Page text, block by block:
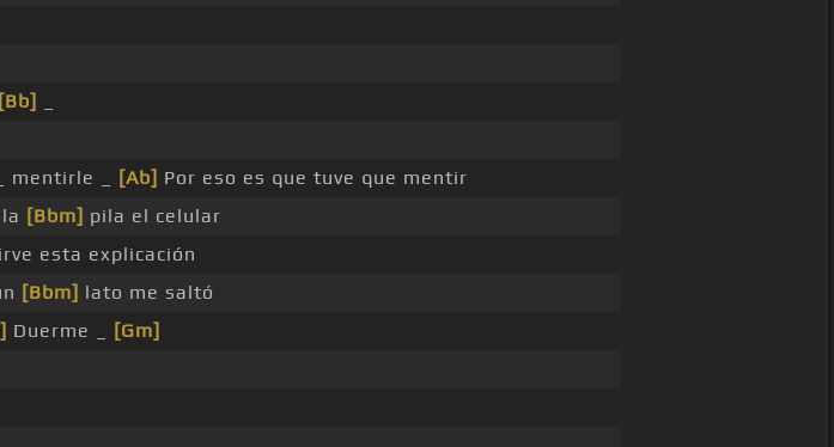
[Bb]
mentirle _ [Ab] Por eso es que tuve que mentir
[Bbm] pila el celular
esta explicación
[Bbm] lato me saltó
Duerme _
[Gm]